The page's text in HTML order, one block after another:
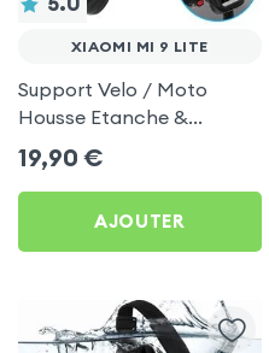
XIAOMI MI 9 LITE
Support Velo / Moto
Housse Etanche &
Tactile, Attache Guidon -
Noir pour Xiaomi Mi 9 Lite
19,90 €
AJOUTER